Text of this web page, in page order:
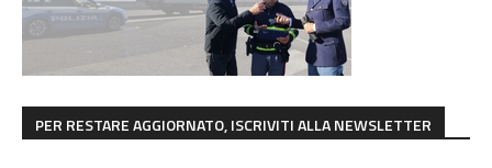
PER RESTARE AGGIORNATO, ISCRIVITI ALLA NEWSLETTER